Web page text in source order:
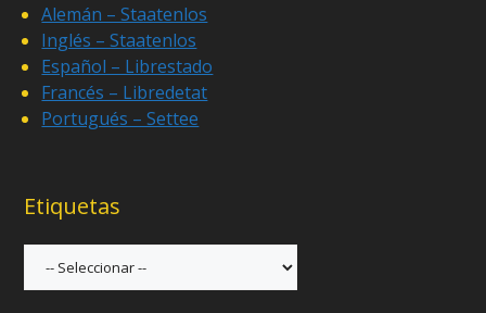
Alemán – Staatenlos
Inglés – Staatenlos
Español – Librestado
Francés – Libredetat
Portugués – Settee
Etiquetas